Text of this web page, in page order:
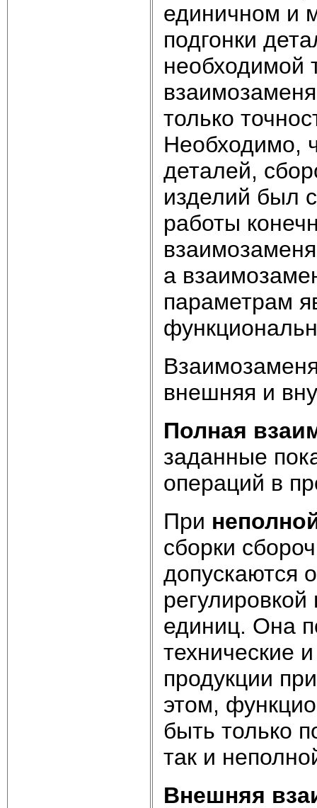
единичном и
подгонки
необходимой
только
Необходимо,
деталей,
изделий был
работы
а
параметрам
внешняя и
Полная
заданные
операций в
При
сборки
допускаются
единиц. Она
технические
продукции
этом,
быть только
так и
Внешняя